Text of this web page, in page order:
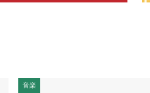
音楽